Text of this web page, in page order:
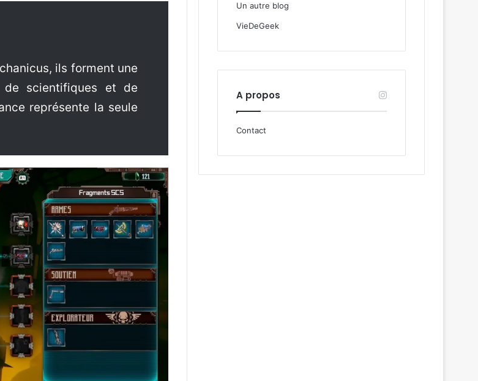
ils forment une
de scientifiques et de
représente la seule
Un autre blog
VieDeGeek
A propos
Contact